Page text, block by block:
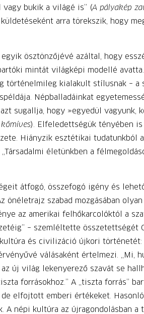
bukik a világé is” (A pályakép
arra törekszik, hogy
ösztönzőjévé azáltal, hogy
mintát világképi modellé
történelmileg kialakult stílusnak – a
Népballadáinkat
sugallja, hogy »egyedül vagyunk,
). Elfeledettségük tényében
Hiányzik esztétikai tudatunkból
életünkben a
átfogó, összefogó igény és
szabad mozgásában
az amerikai felhőkarcolóktól a
– szemléltette összetettségét
és civilizáció újkori történetét:
válásaként értelmezi. „Mi,
új világ lekenyerező szavát se
forrásokhoz.” A „tiszta forrás”
elfojtott emberi értékeket.
népi kultúra az újragondolásban a